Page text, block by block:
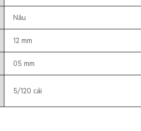
Nâu
12 mm
05 mm
5/120 cái